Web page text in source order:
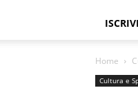
Home
Cultura e